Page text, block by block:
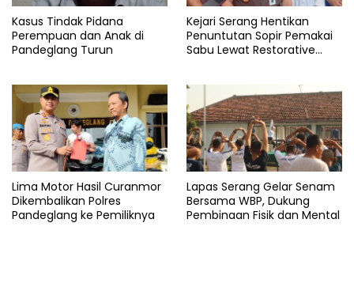
Kasus Tindak Pidana
Perempuan dan Anak di
Pandeglang Turun
Kejari Serang Hentikan
Penuntutan Sopir Pemakai
Sabu Lewat Restorative
Lima Motor Hasil Curanmor
Dikembalikan Polres
Pandeglang ke Pemiliknya
Lapas Serang Gelar Senam
Bersama WBP, Dukung
Pembinaan Fisik dan Mental